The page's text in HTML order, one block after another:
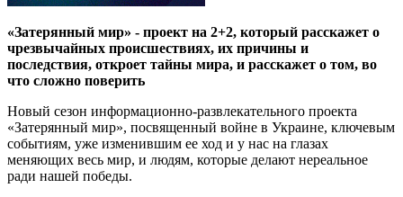
«Затерянный мир» - проект на 2+2, который расскажет о
чрезвычайных происшествиях, их причины и
последствия, откроет тайны мира, и расскажет о том, во
что сложно поверить
Новый сезон информационно-развлекательного проекта
«Затерянный мир», посвященный войне в Украине, ключевым
событиям, уже изменившим ее ход и у нас на глазах
меняющих весь мир, и людям, которые делают нереальное
ради нашей победы.